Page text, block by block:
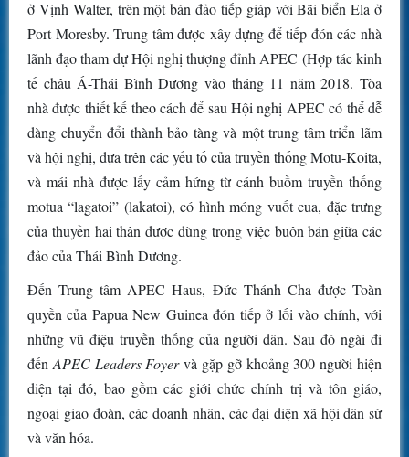
ở Vịnh Walter, trên một bán đảo tiếp giáp với Bãi biển Ela ở
Port Moresby. Trung tâm được xây dựng để tiếp đón các nhà
lãnh đạo tham dự Hội nghị thượng đỉnh APEC (Hợp tác kinh
tế châu Á-Thái Bình Dương vào tháng 11 năm 2018. Tòa
nhà được thiết kế theo cách để sau Hội nghị APEC có thể dễ
dàng chuyển đổi thành bảo tàng và một trung tâm triển lãm
và hội nghị, dựa trên các yếu tố của truyền thống Motu-Koita,
và mái nhà được lấy cảm hứng từ cánh buồm truyền thống
motua “lagatoi” (lakatoi), có hình móng vuốt cua, đặc trưng
của thuyền hai thân được dùng trong việc buôn bán giữa các
đảo của Thái Bình Dương.
Đến Trung tâm APEC Haus, Đức Thánh Cha được Toàn
quyền của Papua New Guinea đón tiếp ở lối vào chính, với
những vũ điệu truyền thống của người dân. Sau đó ngài đi
đếnAPEC Leaders Foyervà gặp gỡ khoảng 300 người hiện
diện tại đó, bao gồm các giới chức chính trị và tôn giáo,
ngoại giao đoàn, các doanh nhân, các đại diện xã hội dân sứ
và văn hóa.